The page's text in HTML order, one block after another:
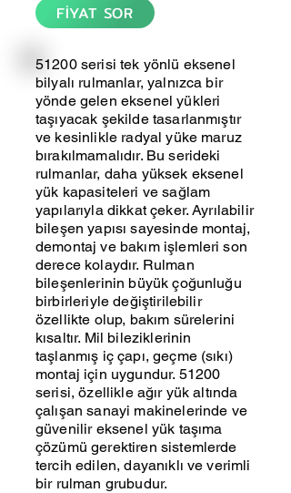
FİYAT SOR
51200 serisi tek yönlü eksenel
bilyalı rulmanlar, yalnızca bir
yönde gelen eksenel yükleri
taşıyacak şekilde tasarlanmıştır
ve kesinlikle radyal yüke maruz
bırakılmamalıdır. Bu serideki
rulmanlar, daha yüksek eksenel
yük kapasiteleri ve sağlam
yapılarıyla dikkat çeker. Ayrılabilir
bileşen yapısı sayesinde montaj,
demontaj ve bakım işlemleri son
derece kolaydır. Rulman
bileşenlerinin büyük çoğunluğu
birbirleriyle değiştirilebilir
özellikte olup, bakım sürelerini
kısaltır. Mil bileziklerinin
taşlanmış iç çapı, geçme (sıkı)
montaj için uygundur. 51200
serisi, özellikle ağır yük altında
çalışan sanayi makinelerinde ve
güvenilir eksenel yük taşıma
çözümü gerektiren sistemlerde
tercih edilen, dayanıklı ve verimli
bir rulman grubudur.